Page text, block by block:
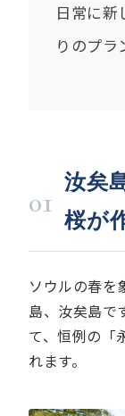
日常に新
りのプラ
01
汝矣
桜が
ソウルの春を
島、汝矣島で
て、恒例の「
れます。